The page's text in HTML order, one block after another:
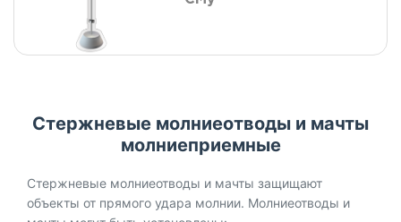
Стержневые молниеотводы и мачты
молниеприемные
Стержневые молниеотводы и мачты защищают
объекты от прямого удара молнии. Молниеотводы и